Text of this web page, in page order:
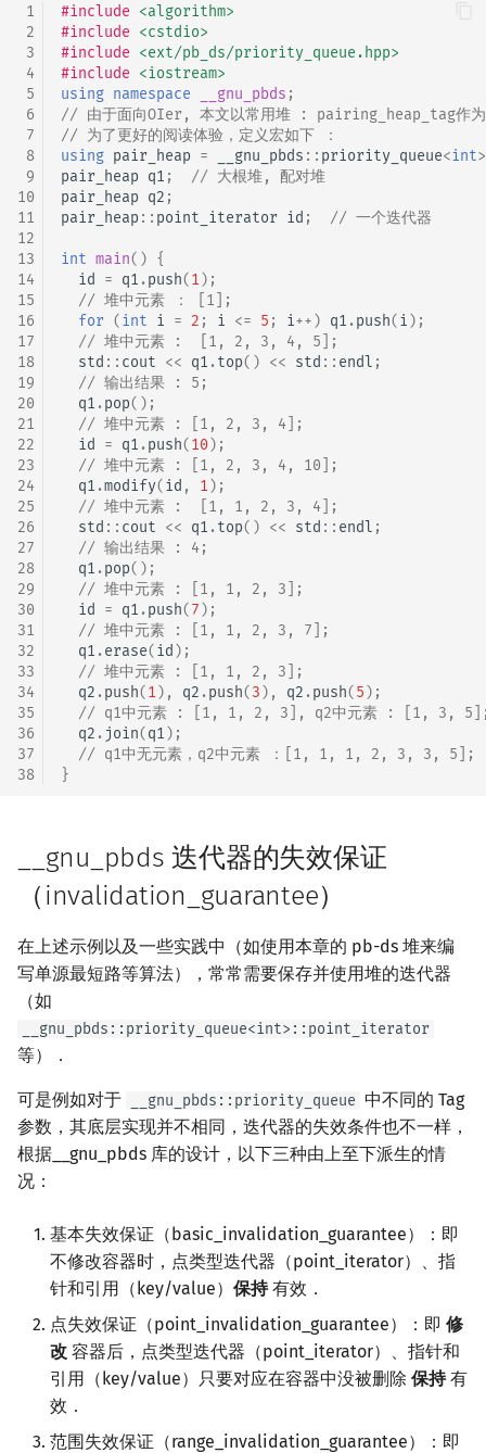
1
2
3
4
5
6
7
8
9
10
11
12
13
14
15
16
17
18
19
20
21
22
23
24
25
26
27
28
29
30
31
32
33
34
35
36
37
38
#include <algorithm>
#include <cstdio>
#include <ext/pb_ds/priority_queue.hpp>
#include <iostream>
using namespace __gnu_pbds ;
// 由于面向OIer, 本文以常用堆 : pairing_heap_tag作为
// 为了更好的阅读体验，定义宏如下 ：
using pair_heap = __gnu_pbds :: priority_queue<int>
pair_heap q1 ;
// 大根堆, 配对堆
pair_heap q2 ;
pair_heap :: point_iterator id ; // 一个迭代器
int main() {
id
= q1 .push(1);
// 堆中元素 ： [1];
for (int i = 2 ; i <= 5 ; i++) q1 .push(i);
// 堆中元素 :  [1, 2, 3, 4, 5];
std :: cout << q1 .top() << std :: endl ;
// 输出结果 : 5;
q1 .pop();
// 堆中元素 : [1, 2, 3, 4];
id
= q1 .push(10);
// 堆中元素 : [1, 2, 3, 4, 10];
q1 .modify(id , 1);
// 堆中元素 :  [1, 1, 2, 3, 4];
std :: cout << q1 .top() << std :: endl ;
// 输出结果 : 4;
q1 .pop();
// 堆中元素 : [1, 1, 2, 3];
id
= q1 .push(7);
// 堆中元素 : [1, 1, 2, 3, 7];
q1 .erase(id );
// 堆中元素 : [1, 1, 2, 3];
q2 .push(1), q2 .push(3), q2 .push(5);
// q1中元素 : [1, 1, 2, 3], q2中元素 : [1, 3,
q2 . join(q1);
// q1中无元素，q2中元素 ：[1, 1, 1, 2, 3, 3, 5];
}
__gnu_pbds 迭代器的失效保证
（invalidation_guarantee）
在上述示例以及一些实践中（如使用本章的 pb-ds 堆来编
写单源最短路等算法），常常需要保存并使用堆的迭代器
（如
__gnu_pbds::priority_queue<int>::point_iterator
等）．
可是例如对于 __gnu_pbds::priority_queue 中不同的 Tag
参数，其底层实现并不相同，迭代器的失效条件也不一样，
根据__gnu_pbds 库的设计，以下三种由上至下派生的情
况：
基本失效保证（basic_invalidation_guarantee）：即
不修改容器时，点类型迭代器（point_iterator）、指
针和引用（key/value） 保持有效．
点失效保证（point_invalidation_guarantee）：即 修
改 容器后，点类型迭代器（point_iterator）、指针和
引用（key/value）只要对应在容器中没被删除 保持有
效．
范围失效保证（range_invalidation_guarantee）：即